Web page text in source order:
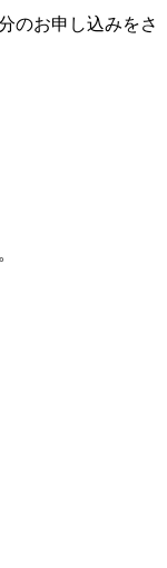
のお申し込みをさ